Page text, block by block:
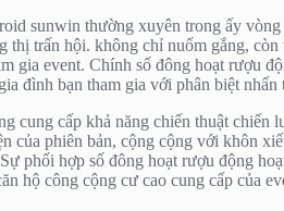
sunwin thường xuyên trong ấy
trấn hội. không chỉ nuốm gắng,
event. Chính số đông hoạt rượu
đình bạn tham gia với phân biệt
cung cấp khả năng chiến thuật
phiên bản, cộng cộng với khôn
phối hợp số đông hoạt rượu động
hộ công cộng cư cao cung cấp của